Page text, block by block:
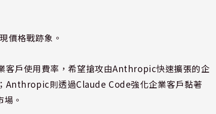
價格戰跡象。
客戶使用費率，希望搶攻由Anthropic快速擴張的企
Anthropic則透過Claude Code強化企業客戶黏著
。